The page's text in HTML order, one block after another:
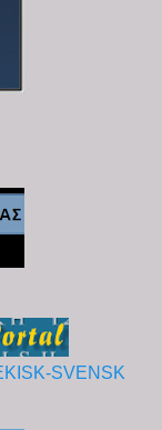
SVENSK